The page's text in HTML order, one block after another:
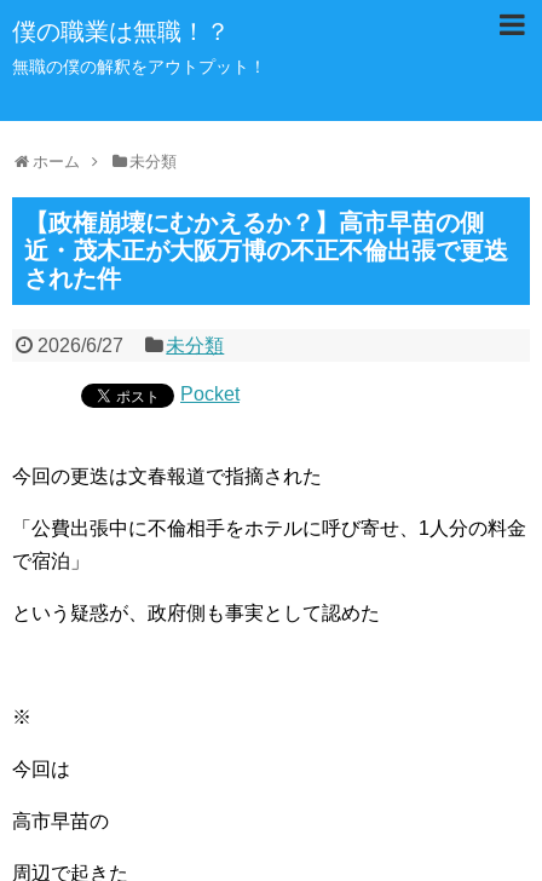
僕の職業は無職！？
無職の僕の解釈をアウトプット！
ホーム 未分類
【政権崩壊にむかえるか？】高市早苗の側
近・茂木正が大阪万博の不正不倫出張で更迭
された件
2026/6/27 未分類
Pocket
今回の更迭は文春報道で指摘された
「公費出張中に不倫相手をホテルに呼び寄せ、1人分の料金
で宿泊」
という疑惑が、政府側も事実として認めた
※
今回は
高市早苗の
周辺で起きた